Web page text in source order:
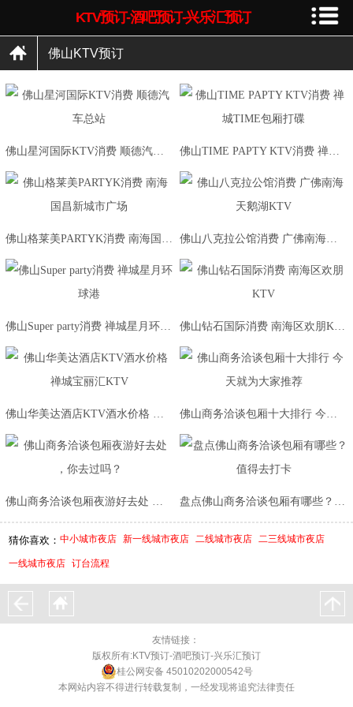
KTV预订-酒吧预订-兴乐汇预订
佛山KTV预订
佛山星河国际KTV消费 顺德汽车总站 佛山TIME PAPTY KTV消费 禅城TIME包厢打碟
佛山格莱美PARTYK消费 南海国昌新城市广场 佛山八克拉公馆消费 广佛南海天鹅湖KTV
佛山Super party消费 禅城星月环球港 佛山钻石国际消费 南海区欢朋KTV
佛山华美达酒店KTV酒水价格 禅城宝丽汇KTV 佛山商务洽谈包厢十大排行 今天就为大家推荐
佛山商务洽谈包厢夜游好去处 ，你去过吗？ 盘点佛山商务洽谈包厢有哪些？值得去打卡
猜你喜欢：中小城市夜店 新一线城市夜店 二线城市夜店 二三线城市夜店
一线城市夜店 订台流程
友情链接：
版权所有:KTV预订-酒吧预订-兴乐汇预订
桂公网安备 45010202000542号
本网站内容不得进行转载复制，一经发现将追究法律责任